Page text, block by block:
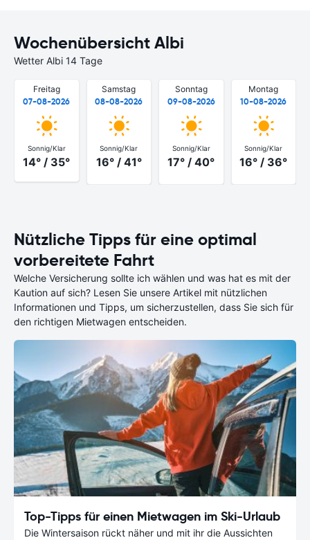
Wochenübersicht Albi
Wetter Albi 14 Tage
Freitag
07-08-2026
Sonnig/Klar
14° / 35°
Samstag
08-08-2026
Sonnig/Klar
16° / 41°
Sonntag
09-08-2026
Sonnig/Klar
17° / 40°
Montag
10-08-2026
Sonnig/Klar
16° / 36°
Nützliche Tipps für eine optimal
vorbereitete Fahrt
Welche Versicherung sollte ich wählen und was hat es mit der
Kaution auf sich? Lesen Sie unsere Artikel mit nützlichen
Informationen und Tipps, um sicherzustellen, dass Sie sich für
den richtigen Mietwagen entscheiden.
Top-Tipps für einen Mietwagen im Ski-Urlaub
Die Wintersaison rückt näher und mit ihr die Aussichten